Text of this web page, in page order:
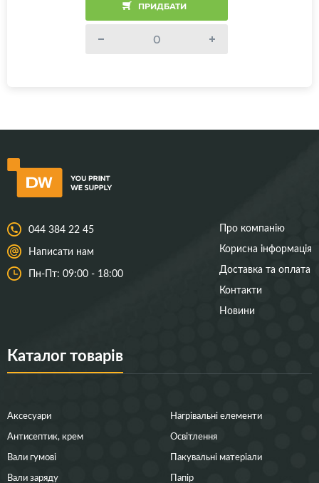
ПРИДБАТИ
044 384 22 45
Написати нам
Пн-Пт: 09:00 - 18:00
Про компанію
Корисна інформація
Доставка та оплата
Контакти
Новини
Каталог товарів
Аксесуари
Антисептик, крем
Вали гумові
Вали заряду
Нагрівальні елементи
Освітлення
Пакувальні матеріали
Папір